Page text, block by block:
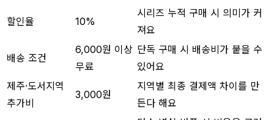
할인율 10%
시리즈 누적 구매 시 의미가 커
져요
배송 조건
6,000원 이상
무료
단독 구매 시 배송비가 붙을 수
있어요
제주·도서지역
추가비
3,000원
지역별 최종 결제액 차이를 만
든다 해요